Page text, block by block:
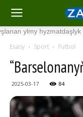
hyzmatdaşlyk ·
Esasy Sport Futbol
2025-03-17 84